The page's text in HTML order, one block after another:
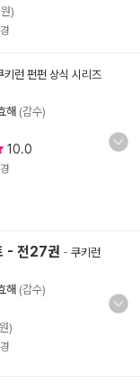
)
키런 펀펀 상식 시리즈
해 (감수)
10.0
- 전27권 - 쿠키런
해 (감수)
)